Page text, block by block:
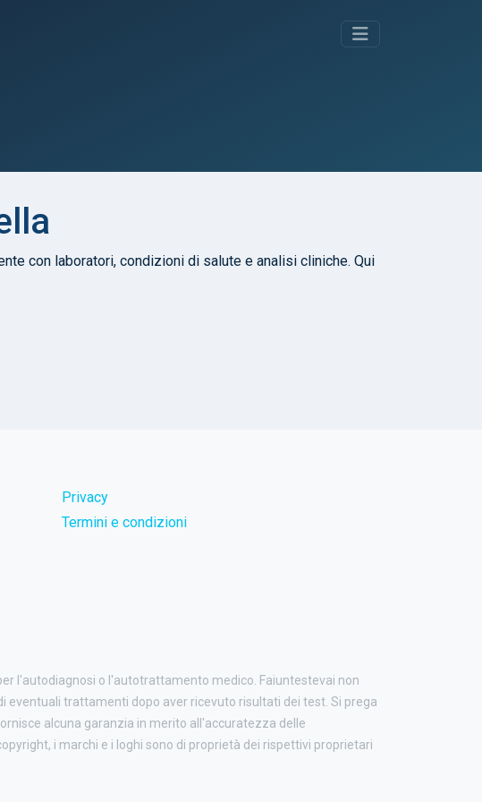
con laboratori, condizioni di salute e analisi cliniche. Qui
Privacy
Termini e condizioni
l'autodiagnosi o l'autotrattamento medico. Faiuntestevai non
trattamenti dopo aver ricevuto risultati dei test. Si prega
alcuna garanzia in merito all'accuratezza delle
i marchi e i loghi sono di proprietà dei rispettivi proprietari